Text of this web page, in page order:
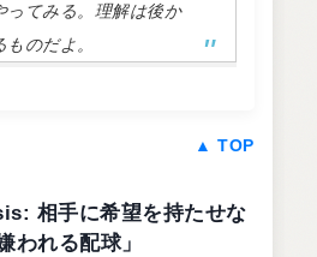
ってみる。理解は後か
のだよ。
▲ TOP
相手に希望を持たせな
われる配球」